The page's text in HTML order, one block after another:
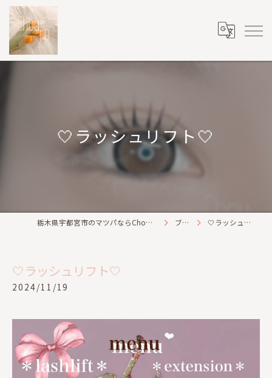
🤍ラッシュリフト🤍
栃木県宇都宮市のマツパならChou2jip(シュシュジプ) ブログ 🤍ラッシュリフト🤍
🤍ラッシュリフト🤍
2024/11/19